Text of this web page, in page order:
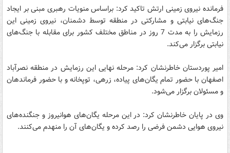
فرمانده نیروی زمینی ارتش تاکید کرد: براساس منویات رهبری مبنی بر ایجاد
جنگ‌های نیابتی و مشارکتی در منطقه توسط دشمنان، نیروی زمینی این
رزمایش را به مدت 7 روز در مناطق مختلف کشور برای مقابله با جنگ‌های
نیابتی برگزار می‌کند.
امیر پوردستان خاطرنشان کرد: مرحله نهایی این رزمایش در منطقه نصرآباد
اصفهان با حضور تمام یگان‌های پیاده،‌ زرهی، توپخانه و با حضور فرماندهان
و مسئولان برگزار می‌شود.
وی در پایان خاطرنشان کرد: در این مرحله یگان‌های هوانیروز و جنگنده‌های
نیروی هوایی دشمن فرضی را رصد کرده و یگان‌های آن را منهدم می‌کنند.